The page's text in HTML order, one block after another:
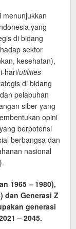
menunjukkan
yang
di bidang
sektor
kesehatan),
hari/utilities
di bidang
pelabuhan
siber yang
opini
berpotensi
berbangsa dan
nasional
1965 – 1980),
dan Generasi Z
generasi
– 2045.